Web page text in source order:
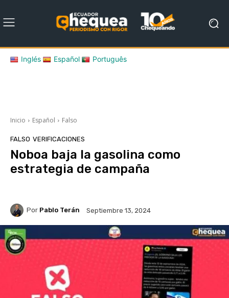
Inglés Español Português
Inicio Español Falso
FALSO VERIFICACIONES
Noboa baja la gasolina como
estrategia de campaña
Por Pablo Terán Septiembre 13, 2024